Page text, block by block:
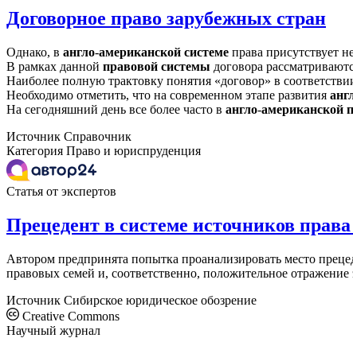
Договорное право зарубежных стран
Однако, в англо-американской системе права присутствует
В рамках данной правовой системы договора
Наиболее полную трактовку понятия «договор» в
Необходимо отметить, что на современном этапе развития
На сегодняшний день все более часто в англо-американской
Источник Справочник
Категория Право и юриспруденция
Статья от экспертов
Прецедент в системе источников
Автором предпринята попытка проанализировать место
правовых семей и, соответственно, положительное
Источник Сибирское юридическое обозрение
Creative Commons
Научный журнал